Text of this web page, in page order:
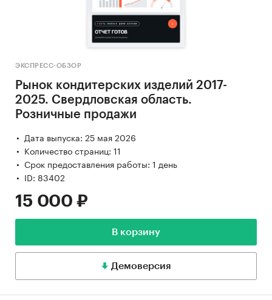
ЭКСПРЕСС-ОБЗОР
Рынок кондитерских изделий 2017-
2025. Свердловская область.
Розничные продажи
Дата выпуска: 25 мая 2026
Количество страниц: 11
Срок предоставления работы: 1 день
ID: 83402
15 000 ₽
В корзину
Демоверсия